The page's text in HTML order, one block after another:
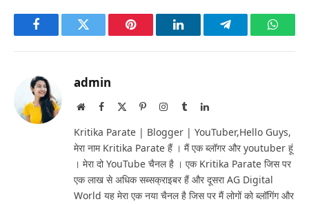
FacebookTwitter Pinterest LinkedInTelegram
admin
WebsiteFacebook PinterestInstagram
TumblrLinkedIn
Kritika Parate | Blogger | YouTuber,Hello Guys,
मेरा नाम Kritika Parate हैं । मैं एक ब्लॉगर और youtuber हूं
। मेरा दो YouTube चैनल है । एक Kritika Parate जिस पर
एक लाख से अधिक सब्सक्राइबर हैं और दूसरा AG Digital
World यह मेरा एक नया चैनल है जिस पर मैं लोगों को ब्लॉगिंग और